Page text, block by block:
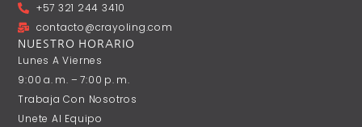
+57 321 244 3410
contacto@crayoling.com
NUESTRO HORARIO
Lunes A ‎Viernes
9:00 A. M. – 7:00 P. M.
Trabaja Con Nosotros
Unete Al Equipo